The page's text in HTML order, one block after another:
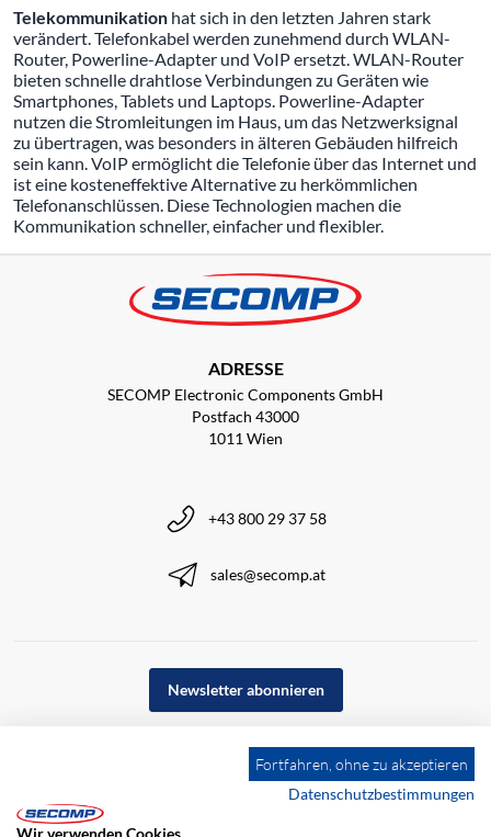
Telekommunikation hat sich in den letzten Jahren stark
verändert. Telefonkabel werden zunehmend durch WLAN-
Router, Powerline-Adapter und VoIP ersetzt. WLAN-Router
bieten schnelle drahtlose Verbindungen zu Geräten wie
Smartphones, Tablets und Laptops. Powerline-Adapter
nutzen die Stromleitungen im Haus, um das Netzwerksignal
zu übertragen, was besonders in älteren Gebäuden hilfreich
sein kann. VoIP ermöglicht die Telefonie über das Internet und
ist eine kosteneffektive Alternative zu herkömmlichen
Telefonanschlüssen. Diese Technologien machen die
Kommunikation schneller, einfacher und flexibler.
ADRESSE
SECOMP Electronic Components GmbH
Postfach 43000
1011 Wien
+43 800 29 37 58
sales@secomp.at
Newsletter abonnieren
Fortfahren, ohne zu akzeptieren
Datenschutzbestimmungen
Wir verwenden Cookies